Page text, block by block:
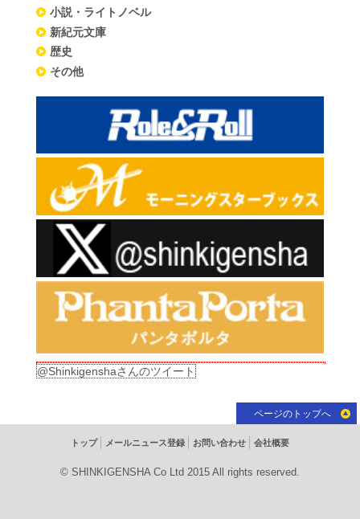
小説・ライトノベル
新紀元文庫
歴史
その他
@Shinkigenshaさんのツイート
ページのトップへ
トップ メールニュース登録 お問い合わせ 会社概要
© SHINKIGENSHA Co Ltd 2015 All rights reserved.